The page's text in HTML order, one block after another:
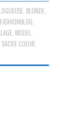
, BLONDE,
FASHIONBLOG,
, MODEL,
,SACRE COEUR,